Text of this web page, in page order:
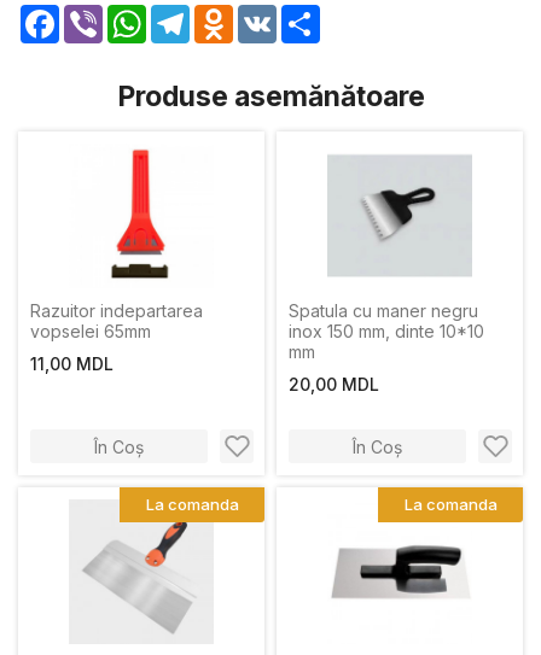
Facebook
Viber WhatsApp
TelegramOdnoklassniki
VK
Produse asemănătoare
Razuitor indepartarea
vopselei 65mm
11,00 MDL
În Coș
Spatula cu maner negru
inox 150 mm, dinte 10*10
mm
20,00 MDL
În Coș
La comanda La comanda